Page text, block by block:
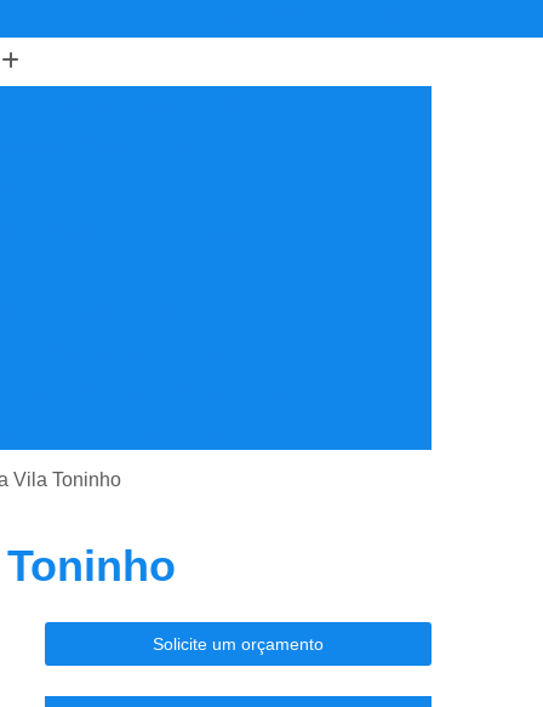
Ar Condicionado
Ar Condicionado
de Ar Condicionado
São José do Rio Preto
Vila Toninho
Solicite um orçamento